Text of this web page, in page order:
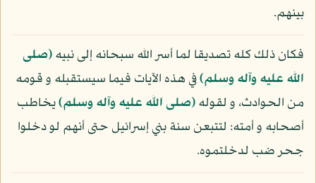
بينهم.
فكان ذلك كله تصديقا لما أسر الله سبحانه إلى نبيه(صلى
الله عليه وآله وسلم)في هذه الآيات فيما سيستقبله و قومه
من الحوادث، و لقوله(صلى الله عليه وآله وسلم)يخاطب
أصحابه و أمته: لتتبعن سنة بني إسرائيل حتى أنهم لو دخلوا
جحر ضب لدخلتموه.